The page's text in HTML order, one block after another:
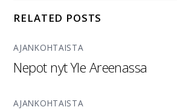
RELATED POSTS
AJANKOHTAISTA
Nepot nyt Yle Areenassa
AJANKOHTAISTA